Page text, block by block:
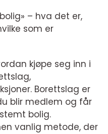
– hva det er,
som er
kjøpe seg inn i
Borettslag er
blir medlem og får
bolig.
vanlig metode, der